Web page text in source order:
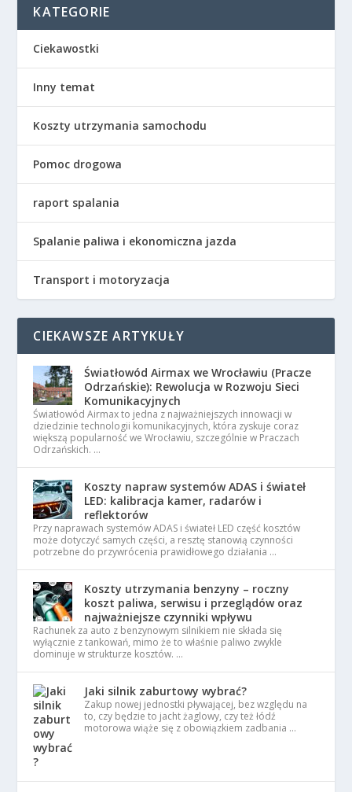
KATEGORIE
Ciekawostki
Inny temat
Koszty utrzymania samochodu
Pomoc drogowa
raport spalania
Spalanie paliwa i ekonomiczna jazda
Transport i motoryzacja
CIEKAWSZE ARTYKUŁY
Światłowód Airmax we Wrocławiu (Pracze
Odrzańskie): Rewolucja w Rozwoju Sieci
Komunikacyjnych
Światłowód Airmax to jedna z najważniejszych innowacji w
dziedzinie technologii komunikacyjnych, która zyskuje coraz
większą popularność we Wrocławiu, szczególnie w Praczach
Odrzańskich. …
Koszty napraw systemów ADAS i świateł
LED: kalibracja kamer, radarów i
reflektorów
Przy naprawach systemów ADAS i świateł LED część kosztów
może dotyczyć samych części, a resztę stanowią czynności
potrzebne do przywrócenia prawidłowego działania …
Koszty utrzymania benzyny – roczny
koszt paliwa, serwisu i przeglądów oraz
najważniejsze czynniki wpływu
Rachunek za auto z benzynowym silnikiem nie składa się
wyłącznie z tankowań, mimo że to właśnie paliwo zwykle
dominuje w strukturze kosztów. …
Jaki silnik zaburtowy wybrać?
Zakup nowej jednostki pływającej, bez względu na
to, czy będzie to jacht żaglowy, czy też łódź
motorowa wiąże się z obowiązkiem zadbania …